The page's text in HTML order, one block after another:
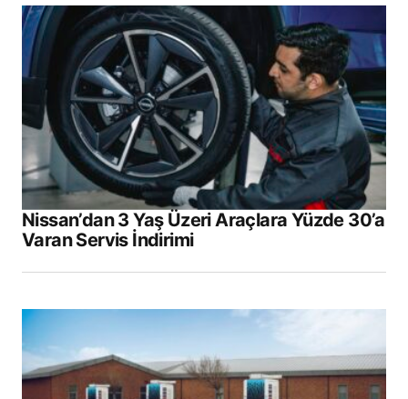
Nissan’dan 3 Yaş Üzeri Araçlara Yüzde 30’a
Varan Servis İndirimi